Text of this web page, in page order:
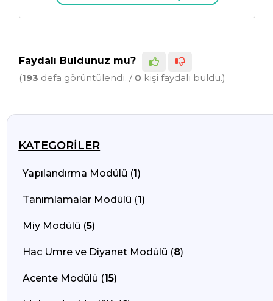
Faydalı Buldunuz mu?
(193 defa görüntülendi. / 0 kişi faydalı buldu.)
KATEGORILER
Yapılandırma Modülü (1)
Tanımlamalar Modülü (1)
Miy Modülü (5)
Hac Umre ve Diyanet Modülü (8)
Acente Modülü (15)